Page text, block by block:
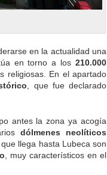
en la actualidad una
en torno a los 210.000
religiosas. En el apartado
, que fue declarado
antes la zona ya acogía
dólmenes neolíticos
llega hasta Lubeca son
, muy característicos en el